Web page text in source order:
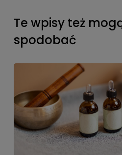
Te wpisy też
spodobać